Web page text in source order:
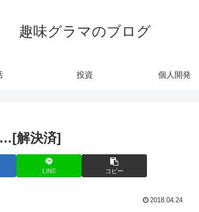
趣味グラマのブログ
投資 個人開発
解決済]
LINE コピー
2018.04.24